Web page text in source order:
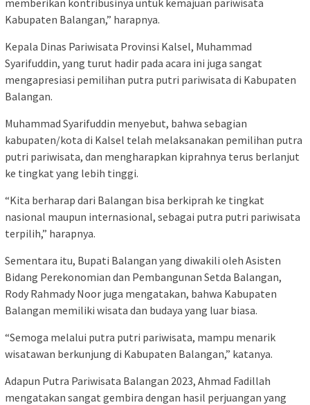
Kabupaten Balangan,” harapnya.
Kepala Dinas Pariwisata Provinsi Kalsel, Muhammad
Syarifuddin, yang turut hadir pada acara ini juga sangat
mengapresiasi pemilihan putra putri pariwisata di Kabupaten
Balangan.
Muhammad Syarifuddin menyebut, bahwa sebagian
kabupaten/kota di Kalsel telah melaksanakan pemilihan putra
putri pariwisata, dan mengharapkan kiprahnya terus berlanjut
ke tingkat yang lebih tinggi.
“Kita berharap dari Balangan bisa berkiprah ke tingkat
nasional maupun internasional, sebagai putra putri pariwisata
terpilih,” harapnya.
Sementara itu, Bupati Balangan yang diwakili oleh Asisten
Bidang Perekonomian dan Pembangunan Setda Balangan,
Rody Rahmady Noor juga mengatakan, bahwa Kabupaten
Balangan memiliki wisata dan budaya yang luar biasa.
“Semoga melalui putra putri pariwisata, mampu menarik
wisatawan berkunjung di Kabupaten Balangan,” katanya.
Adapun Putra Pariwisata Balangan 2023, Ahmad Fadillah
mengatakan sangat gembira dengan hasil perjuangan yang